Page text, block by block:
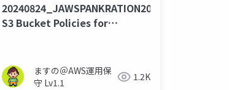
20240824_JAWSPANKRATION2024_Restricting
S3 Bucket Policies for
ますの＠AWS運用保
守 Lv1.1
1.2K